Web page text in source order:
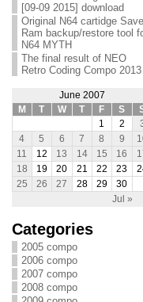
[09-09 2015] download
Original N64 cartidge Save
Ram backup/restore tool
N64 MYTH
The final result of NEO
Retro Coding Compo 2013
June 2007
M
T W T F S
Jul »
1 2
4
5 6 7 8 9
11
12 13 14 15 16
18
19 20 21 22 23
25
26 27 28 29 30
Categories
2005 compo
2006 compo
2007 compo
2008 compo